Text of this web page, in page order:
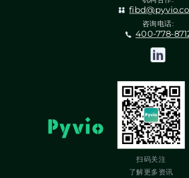
咨询电话:
400-778-
扫码关注
了解更多资讯